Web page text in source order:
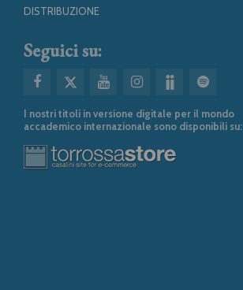
DISTRIBUZIONE
Seguici su:
I nostri titoli in versione digitale per il mondo
accademico internazionale sono disponibili su: